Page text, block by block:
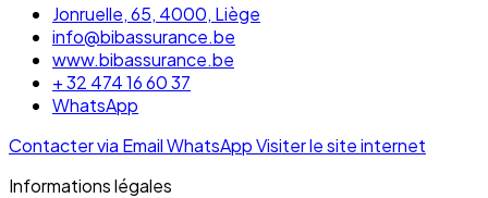
Jonruelle, 65, 4000, Liège
info@bibassurance.be
www.bibassurance.be
+ 32 474 16 60 37
WhatsApp
Contacter via EmailWhatsAppVisiter le site internet
Informations légales